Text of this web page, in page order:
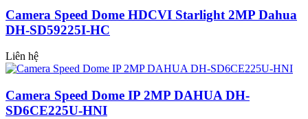
Camera Speed Dome HDCVI Starlight 2MP Dahua
DH-SD59225I-HC
Liên hệ
Camera Speed Dome IP 2MP DAHUA DH-
SD6CE225U-HNI